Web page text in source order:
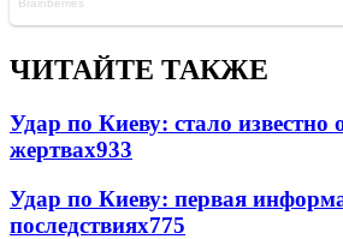
ЧИТАЙТЕ ТАКЖЕ
Удар по Киеву: стало известно
жертвах933
Удар по Киеву: первая
последствиях775